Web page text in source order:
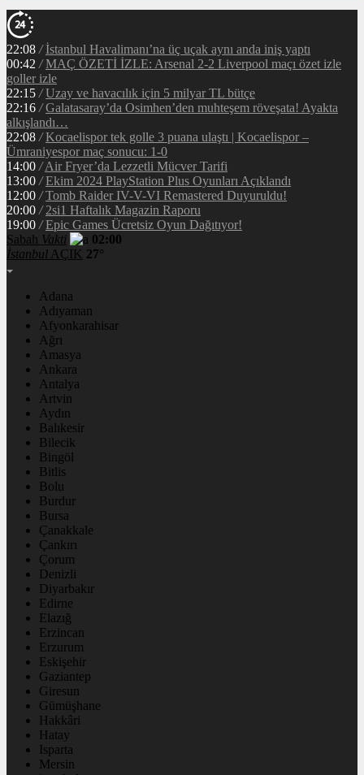
22:08 / İstanbul Havalimanı’na üç uçak aynı anda iniş yaptı
00:42 / MAÇ ÖZETİ İZLE: Arsenal 2-2 Liverpool maçı özet izle
goller izle
22:15 / Uzay ve havacılık için 5 milyar TL bütçe
22:16 / Galatasaray’da Osimhen’den muhteşem röveşata! Ayakta
alkışlandı…
22:08 / Kocaelispor tek golle 3 puana ulaştı | Kocaelispor –
Ümraniyespor maç sonucu: 1-0
14:00 / Air Fryer’da Lezzetli Mücver Tarifi
13:00 / Ekim 2024 PlayStation Plus Oyunları Açıklandı
12:00 / Tomb Raider IV-V-VI Remastered Duyuruldu!
20:00 / 2si1 Haftalık Magazin Raporu
19:00 / Epic Games Ücretsiz Oyun Dağıtıyor!
Sabah Vakti
02:00
İstanbul AÇIK 27°
Adana
Adıyaman
Afyonkarahisar
Ağrı
Amasya
Ankara
Antalya
Artvin
Aydın
Balıkesir
Bilecik
Bingöl
Bitlis
Bolu
Burdur
Bursa
Çanakkale
Çankırı
Çorum
Denizli
Diyarbakır
Edirne
Elazığ
Erzincan
Erzurum
Eskişehir
Gaziantep
Giresun
Gümüşhane
Hakkâri
Hatay
Isparta
Mersin